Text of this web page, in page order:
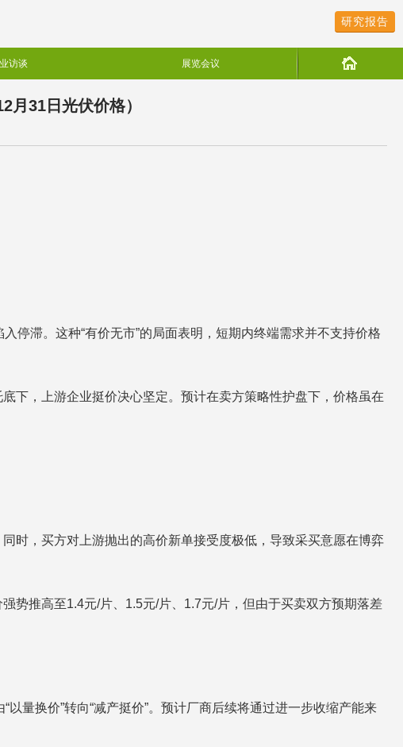
研究报告
访谈 展览会议
月31日光伏价格）
停滞。这种“有价无市”的局面表明，短期内终端需求并不支持价格
下，上游企业挺价决心坚定。预计在卖方策略性护盘下，价格虽在
时，买方对上游抛出的高价新单接受度极低，导致采买意愿在博弈
势推高至1.4元/片、1.5元/片、1.7元/片，但由于买卖双方预期落差
量换价”转向“减产挺价”。预计厂商后续将通过进一步收缩产能来